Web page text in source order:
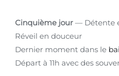
Cinquième jour — Détente
Réveil en douceur
Dernier moment dans le
Départ à 11h avec des